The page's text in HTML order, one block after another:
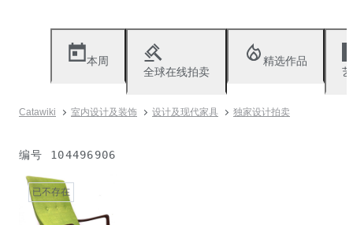
本周
全球在线拍卖
精选作品
Catawiki 室内设计及装饰 设计及现代家具 独家设计拍卖
编号 104496906
已不存在